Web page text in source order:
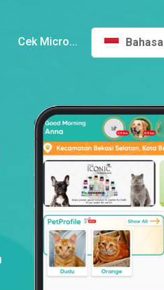
Cek Micro... Bahasa